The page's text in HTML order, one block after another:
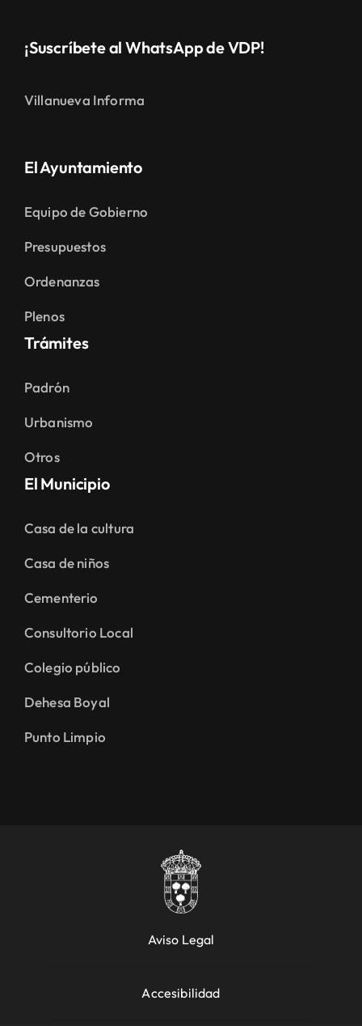
¡Suscríbete al WhatsApp de VDP!
Villanueva Informa
El Ayuntamiento
Equipo de Gobierno
Presupuestos
Ordenanzas
Plenos
Trámites
Padrón
Urbanismo
Otros
El Municipio
Casa de la cultura
Casa de niños
Cementerio
Consultorio Local
Colegio público
Dehesa Boyal
Punto Limpio
Aviso Legal
Accesibilidad